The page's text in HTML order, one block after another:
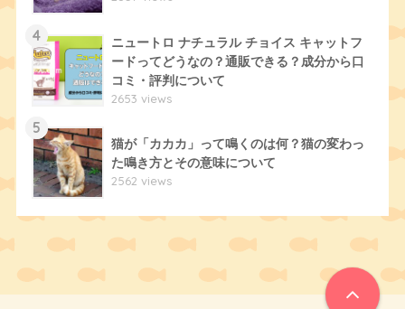
4
ニュートロ ナチュラル チョイス キャットフ
ードってどうなの？通販できる？成分から口
コミ・評判について
2653 views
5
猫が「カカカ」って鳴くのは何？猫の変わっ
た鳴き方とその意味について
2562 views